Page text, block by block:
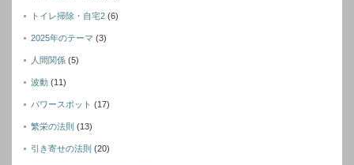
トイレ掃除・自宅2 (6)
2025年のテーマ (3)
人間関係 (5)
波動 (11)
パワースポット (17)
繁栄の法則 (13)
引き寄せの法則 (20)